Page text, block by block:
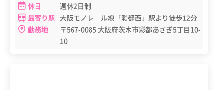
休日
週休2日制
最寄り駅 大阪モノレール線「彩都西」駅より徒歩12分
勤務地
〒567-0085 大阪府茨木市彩都あさぎ5丁目10-
10